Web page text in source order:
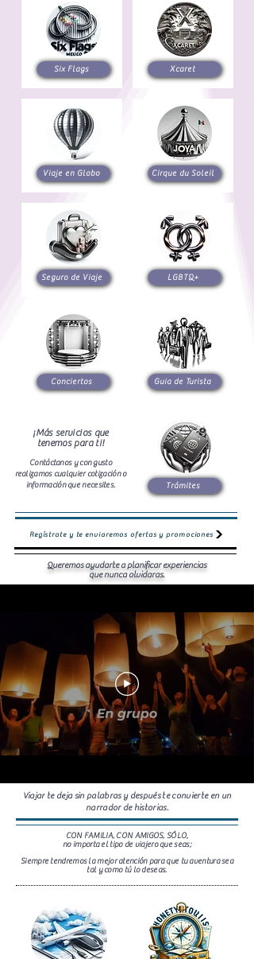
Xcaret
Cirque du Soleil
LGBTQ+
Guia de Turista
Trámites
Six Flags
Viaje en Globo
Seguro de Viaje
Conciertos
¡Más servicios que
tenemos para ti!
Contáctanos y con gusto
realizamos cualquier cotización o
información que necesites.
Regístrate y te enviaremos ofertas y promociones
Queremos ayudarte a planificar experiencias
que nunca olvidaras.
Viajar te deja sin palabras y después te convierte en un
narrador de historias.
CON FAMILIA, CON AMIGOS, SÓLO,
no importa el tipo de viajero que seas;
Siempre tendremos la mejor atención para que tu aventura sea
tal y como tú lo deseas.